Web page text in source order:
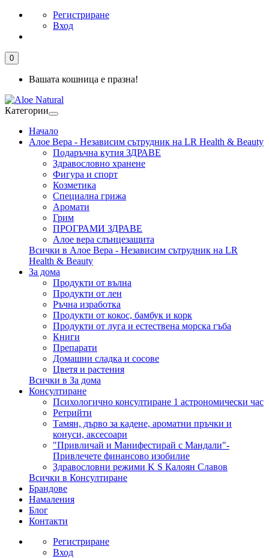
Регистриране
Вход
0
Вашата кошница е празна!
Категории
Начало
Алое Вера - Независим сътрудник на LR Health & Beauty
Подаръчна кутия ЗДРАВЕ
Здравословно хранене
Фигура и спорт
Козметика
Специална грижа
Аромати
Грим
ПРОГРАМИ ЗДРАВЕ
Алое вера слънцезащита
Всички в Алое Вера - Независим сътрудник на LR
Health & Beauty
За дома
Продукти от вълна
Продукти от лен
Ръчна изработка
Продукти от кокос, бамбук и корк
Продукти от луга и естествена морска гъба
Книги
Препарати
Домашни сладка и сосове
Цветя и растения
Всички в За дома
Консултиране
Психологично консултиране 1 астрономически час
Ретрийти
Тамян, дърво за кадене, ароматни пръчки и
конуси, аксесоари
"Привличай и Манифестирай с Мандали"-
Привлечете финансово изобилие
Здравословни режими K S Калоян Славов
Всички в Консултиране
Брандове
Намаления
Блог
Контакти
Регистриране
Вход